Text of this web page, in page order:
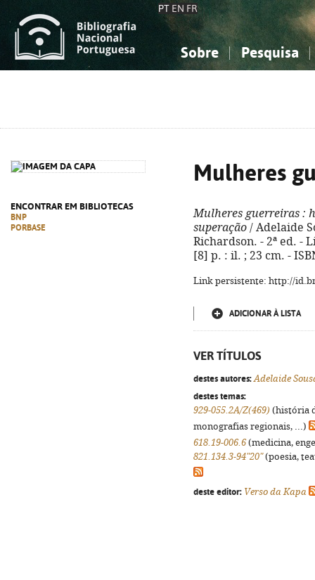
PT EN FR
Sobre Pesquisa
ENCONTRAR EM BIBLIOTECAS
BNP
PORBASE
Mulheres
Mulheres guerreiras :
superação / Adelaide
Richardson. - 2ª ed. -
[8] p. : il. ; 23 cm. -
Link persistente: http://
ADICIONAR À LISTA
VER TÍTULOS
destes autores: Adelaide
destes temas:
929-055.2A/Z(469) (história
monografias regionais, ...)
618.19-006.6(medicina,
821.134.3-94"20"(poesia,
deste editor: Verso da Kapa